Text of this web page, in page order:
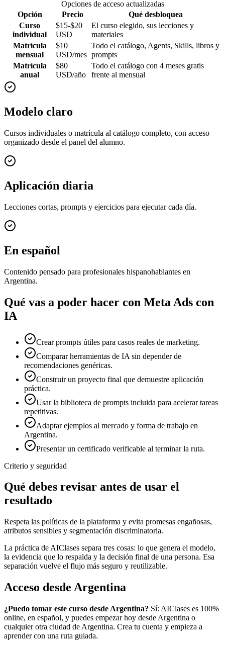
Opciones de acceso actualizadas
Opción
Precio
Qué desbloquea
Curso
individual
$15-$20
USD
El curso elegido, sus lecciones y
materiales
Matrícula
mensual
$10
USD/mes
Todo el catálogo, Agents, Skills, libros y
prompts
Matrícula
anual
$80
USD/año
Todo el catálogo con 4 meses gratis
frente al mensual
Modelo claro
Cursos individuales o matrícula al catálogo completo, con acceso
organizado desde el panel del alumno.
Aplicación diaria
Lecciones cortas, prompts y ejercicios para ejecutar cada día.
En español
Contenido pensado para profesionales hispanohablantes en
Argentina.
Qué vas a poder hacer con Meta Ads con
IA
Crear prompts útiles para casos reales de marketing.
Comparar herramientas de IA sin depender de
recomendaciones genéricas.
Construir un proyecto final que demuestre aplicación
práctica.
Usar la biblioteca de prompts incluida para acelerar tareas
repetitivas.
Adaptar ejemplos al mercado y forma de trabajo en
Argentina.
Presentar un certificado verificable al terminar la ruta.
Criterio y seguridad
Qué debes revisar antes de usar el
resultado
Respeta las políticas de la plataforma y evita promesas engañosas,
atributos sensibles y segmentación discriminatoria.
La práctica de AIClases separa tres cosas: lo que genera el modelo,
la evidencia que lo respalda y la decisión final de una persona. Esa
separación vuelve el flujo más seguro y reutilizable.
Acceso desde Argentina
¿Puedo tomar este curso desde Argentina? Sí: AIClases es 100%
online, en español, y puedes empezar hoy desde Argentina o
cualquier otra ciudad de Argentina. Crea tu cuenta y empieza a
aprender con una ruta guiada.